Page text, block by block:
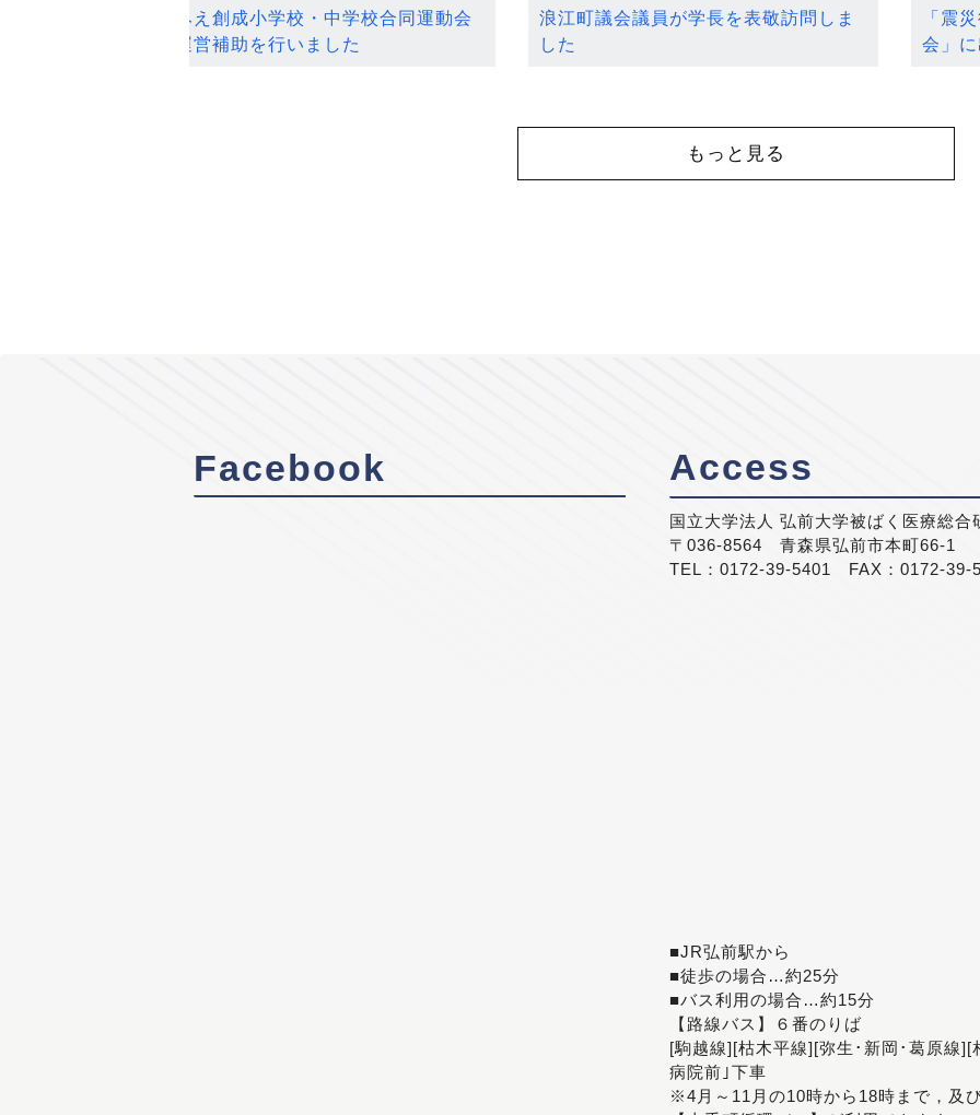
なみえ創成小学校・中学校合同運動会
の運営補助を行いました
浪江町議会議員が学長を表敬訪問しま
した
「震
会」
もっと見る
Facebook Access
国立大学法人 弘前大学被ばく医療総合
〒036-8564 青森県弘前市本町66-1
TEL：0172-39-5401 FAX：0172-39-
■JR弘前駅から
■徒歩の場合…約25分
■バス利用の場合…約15分
【路線バス】６番のりば
[駒越線][枯木平線][弥生･新岡･葛原線
病院前｣下車
※4月～11月の10時から18時まで，及